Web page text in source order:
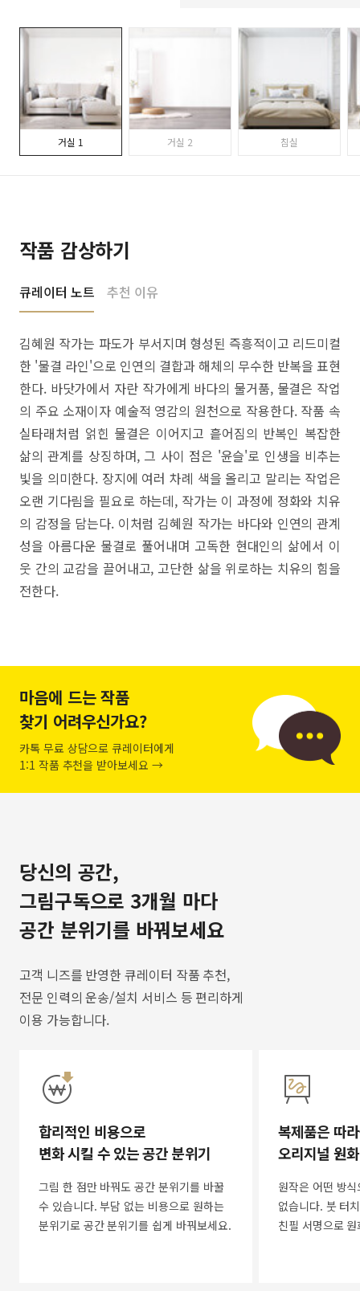
거실 1 거실 2 침실
작품 감상하기
큐레이터 노트 추천 이유
김혜원 작가는 파도가 부서지며 형성된 즉흥적이고 리드미컬
한 '물결 라인'으로 인연의 결합과 해체의 무수한 반복을 표현
한다. 바닷가에서 자란 작가에게 바다의 물거품, 물결은 작업
의 주요 소재이자 예술적 영감의 원천으로 작용한다. 작품 속
실타래처럼 얽힌 물결은 이어지고 흩어짐의 반복인 복잡한
삶의 관계를 상징하며, 그 사이 점은 '윤슬'로 인생을 비추는
빛을 의미한다. 장지에 여러 차례 색을 올리고 말리는 작업은
오랜 기다림을 필요로 하는데, 작가는 이 과정에 정화와 치유
의 감정을 담는다. 이처럼 김혜원 작가는 바다와 인연의 관계
성을 아름다운 물결로 풀어내며 고독한 현대인의 삶에서 이
웃 간의 교감을 끌어내고, 고단한 삶을 위로하는 치유의 힘을
전한다.
마음에 드는 작품
찾기 어려우신가요?
카톡 무료 상담으로 큐레이터에게
1:1 작품 추천을 받아보세요 →
당신의 공간,
그림구독으로 3개월 마다
공간 분위기를 바꿔보세요
고객 니즈를 반영한 큐레이터 작품 추천,
전문 인력의 운송/설치 서비스 등 편리하게
이용 가능합니다.
합리적인 비용으로
변화 시킬 수 있는 공간 분위기
그림 한 점만 바꿔도 공간 분위기를 바꿀
수 있습니다. 부담 없는 비용으로 원하는
분위기로 공간 분위기를 쉽게 바꿔보세요.
복제품은 따
오리지널 원
원작은 어떤 방
없습니다. 붓 터
친필 서명으로